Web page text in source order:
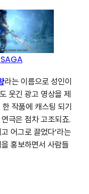
SAGA
라는 이름으로 성인이
웃긴 광고 영상을 제
작품에 캐스팅 되기
극은 점차 고조되죠.
어그로 끌었다’라는
홍보하면서 사람들